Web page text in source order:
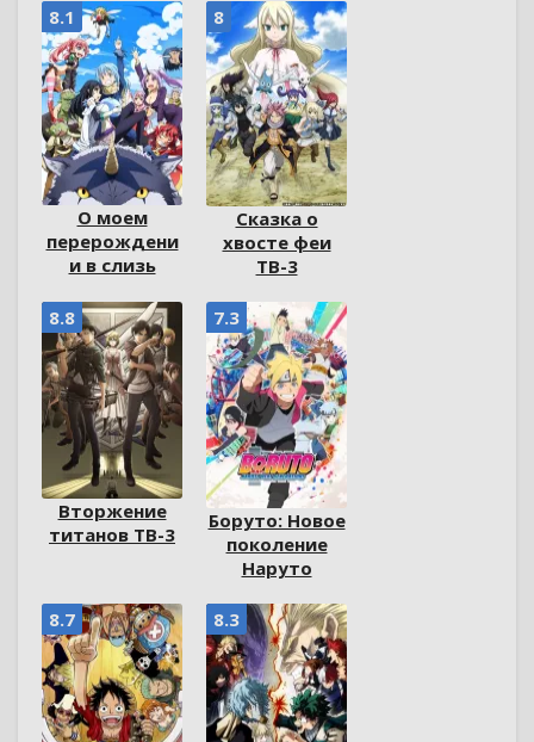
8.1
О моем
перерождени
и в слизь
8
Сказка о
хвосте феи
ТВ-3
8.8
Вторжение
титанов ТВ-3
7.3
Боруто: Новое
поколение
Наруто
8.7 8.3